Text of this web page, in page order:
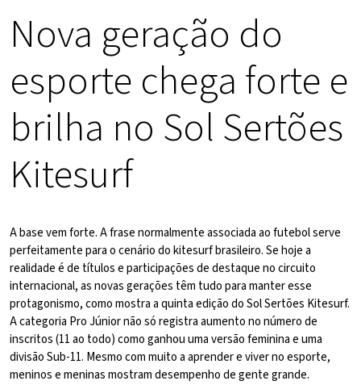
Nova geração do
esporte chega forte e
brilha no Sol Sertões
Kitesurf
A base vem forte. A frase normalmente associada ao futebol serve
perfeitamente para o cenário do kitesurf brasileiro. Se hoje a
realidade é de títulos e participações de destaque no circuito
internacional, as novas gerações têm tudo para manter esse
protagonismo, como mostra a quinta edição do Sol Sertões Kitesurf.
A categoria Pro Júnior não só registra aumento no número de
inscritos (11 ao todo) como ganhou uma versão feminina e uma
divisão Sub-11. Mesmo com muito a aprender e viver no esporte,
meninos e meninas mostram desempenho de gente grande.